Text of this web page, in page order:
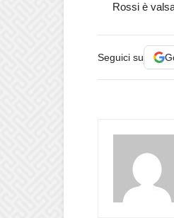
Rossi è
Seguici su